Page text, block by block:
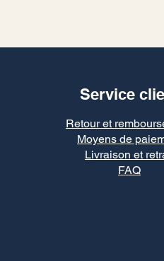
Service
Retour et
Moyens de
Livraison et
FAQ